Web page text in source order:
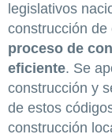
legislativos
construcción
proceso de
eficiente. Se
construcción y
de estos
construcción